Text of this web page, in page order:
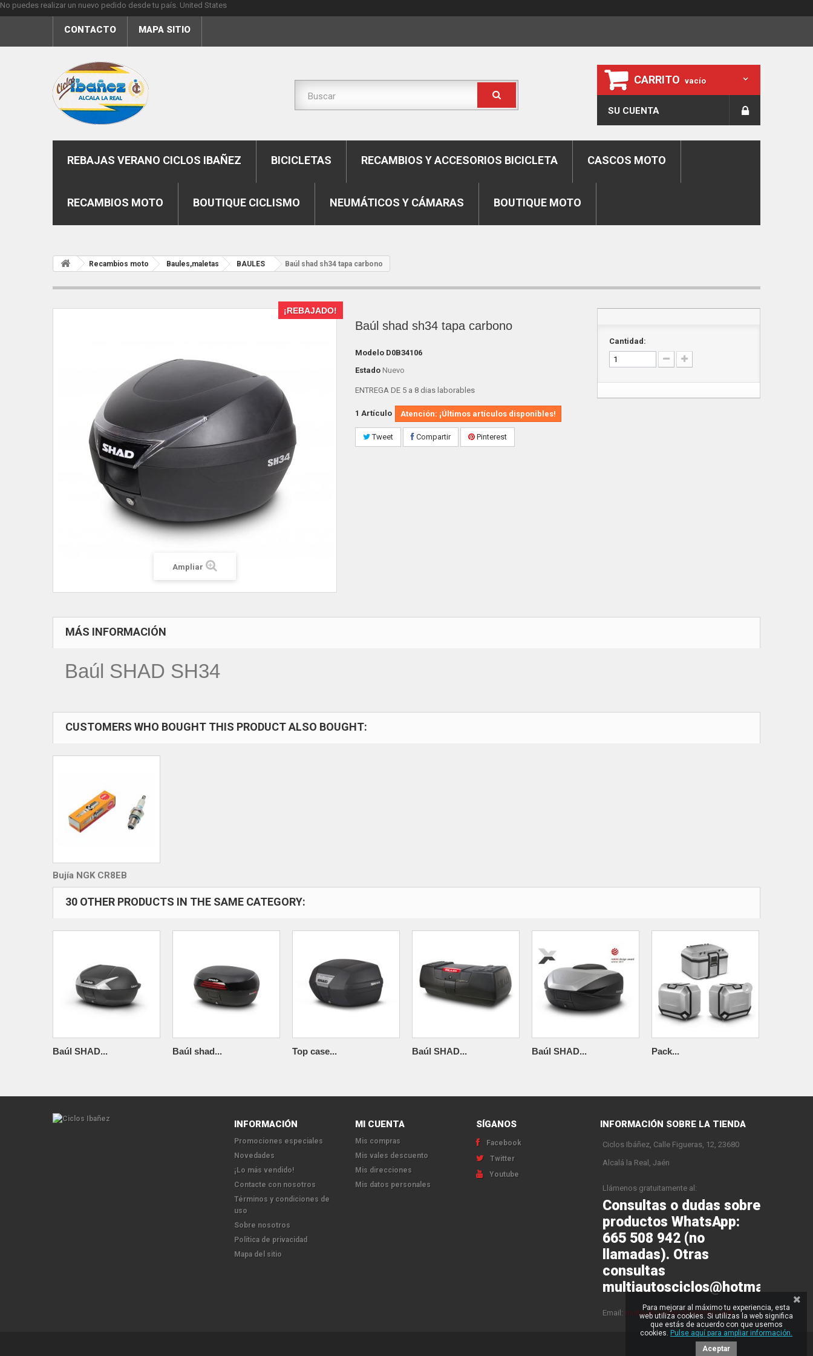
No puedes realizar un nuevo pedido desde tu país. United States
CONTACTO MAPA SITIO
CARRITO vacío
SU CUENTA
REBAJAS VERANO CICLOS IBAÑEZ BICICLETAS RECAMBIOS Y ACCESORIOS BICICLETA CASCOS MOTO
RECAMBIOS MOTO BOUTIQUE CICLISMO NEUMÁTICOS Y CÁMARAS BOUTIQUE MOTO
Recambios moto Baules,maletas BAULES Baúl shad sh34 tapa carbono
¡REBAJADO!
Ampliar
Baúl shad sh34 tapa carbono
Modelo D0B34106
Estado Nuevo
ENTREGA DE 5 a 8 dias laborables
1 Artículo Atención: ¡Últimos artículos disponibles!
Tweet Compartir Pinterest
Cantidad:
MÁS INFORMACIÓN
Baúl SHAD SH34
CUSTOMERS WHO BOUGHT THIS PRODUCT ALSO BOUGHT:
Bujía NGK CR8EB
30 OTHER PRODUCTS IN THE SAME CATEGORY:
Baúl SHAD... Baúl shad... Top case... Baúl SHAD... Baúl SHAD... Pack...
INFORMACIÓN
Promociones especiales
Novedades
¡Lo más vendido!
Contacte con nosotros
Términos y condiciones de
uso
Sobre nosotros
Política de privacidad
Mapa del sitio
MI CUENTA
Mis compras
Mis vales descuento
Mis direcciones
Mis datos personales
SÍGANOS
Facebook
Twitter
Youtube
INFORMACIÓN SOBRE LA TIENDA
Ciclos Ibáñez, Calle Figueras, 12, 23680
Alcalá la Real, Jaén
Llámenos gratuitamente al:
Consultas o dudas sobre
productos WhatsApp:
665 508 942 (no
llamadas). Otras
consultas
multiautosciclos@hotmail.com
Email: multiautosciclos@hotmail.com
Para mejorar al máximo tu experiencia, esta
web utiliza cookies. Si utilizas la web significa
que estás de acuerdo con que usemos
cookies. Pulse aquí para ampliar información.
Aceptar